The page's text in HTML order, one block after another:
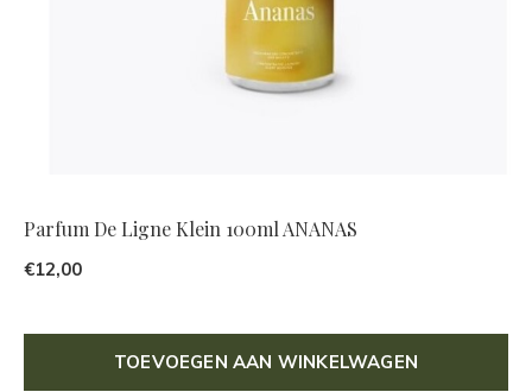
Parfum De Ligne Klein 100ml ANANAS
€12,00
TOEVOEGEN AAN WINKELWAGEN